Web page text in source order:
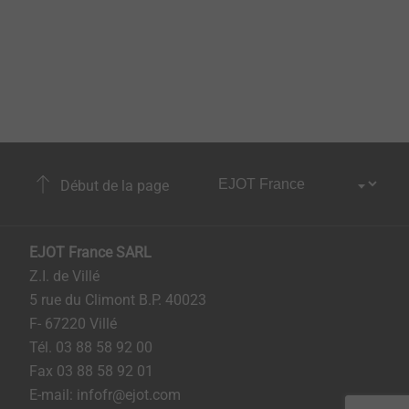
Début de la page
EJOT France SARL
Z.I. de Villé
5 rue du Climont B.P. 40023
F- 67220 Villé
Tél. 03 88 58 92 00
Fax 03 88 58 92 01
E-mail: infofr@ejot.com